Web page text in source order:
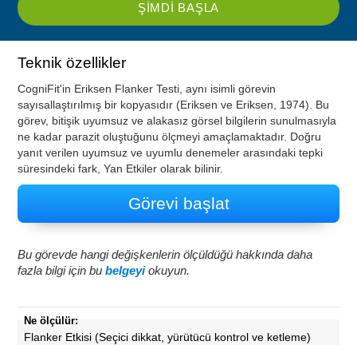
ŞIMDI BAŞLA
Teknik özellikler
CogniFit'in Eriksen Flanker Testi, aynı isimli görevin
sayısallaştırılmış bir kopyasıdır (Eriksen ve Eriksen, 1974). Bu
görev, bitişik uyumsuz ve alakasız görsel bilgilerin sunulmasıyla
ne kadar parazit oluştuğunu ölçmeyi amaçlamaktadır. Doğru
yanıt verilen uyumsuz ve uyumlu denemeler arasındaki tepki
süresindeki fark, Yan Etkiler olarak bilinir.
Görevi başlat
Bu görevde hangi değişkenlerin ölçüldüğü hakkında daha
fazla bilgi için bubelgeyiokuyun.
Ne ölçülür:
Flanker Etkisi (Seçici dikkat, yürütücü kontrol ve ketleme)